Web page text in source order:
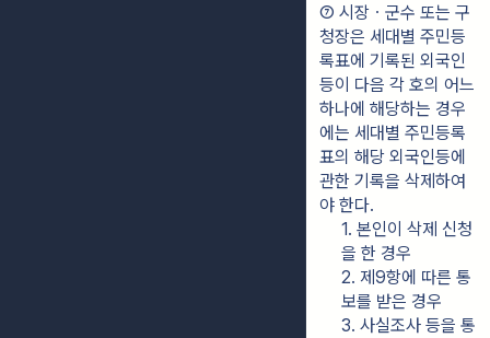
⑦ 시장ㆍ군수 또는 구
청장은 세대별 주민등
록표에 기록된 외국인
등이 다음 각 호의 어느
하나에 해당하는 경우
에는 세대별 주민등록
표의 해당 외국인등에
관한 기록을 삭제하여
야 한다.
1. 본인이 삭제 신청
을 한 경우
2. 제9항에 따른 통
보를 받은 경우
3. 사실조사 등을 통